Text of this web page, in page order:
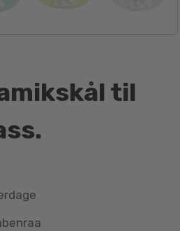
til